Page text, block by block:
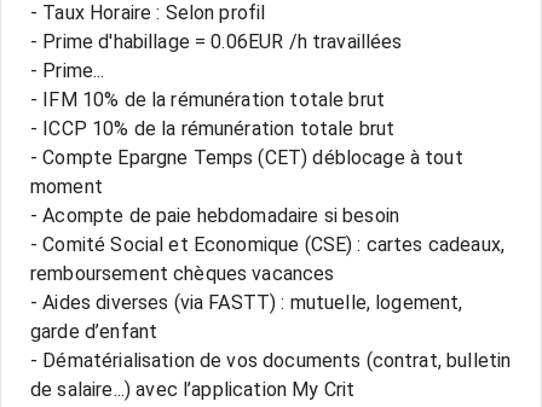
- Taux Horaire : Selon profil
- Prime d'habillage = 0.06EUR /h travaillées
- Prime...
- IFM 10% de la rémunération totale brut
- ICCP 10% de la rémunération totale brut
- Compte Epargne Temps (CET) déblocage à tout
moment
- Acompte de paie hebdomadaire si besoin
- Comité Social et Economique (CSE) : cartes cadeaux,
remboursement chèques vacances
- Aides diverses (via FASTT) : mutuelle, logement,
garde d’enfant
- Dématérialisation de vos documents (contrat, bulletin
de salaire...) avec l’application My Crit